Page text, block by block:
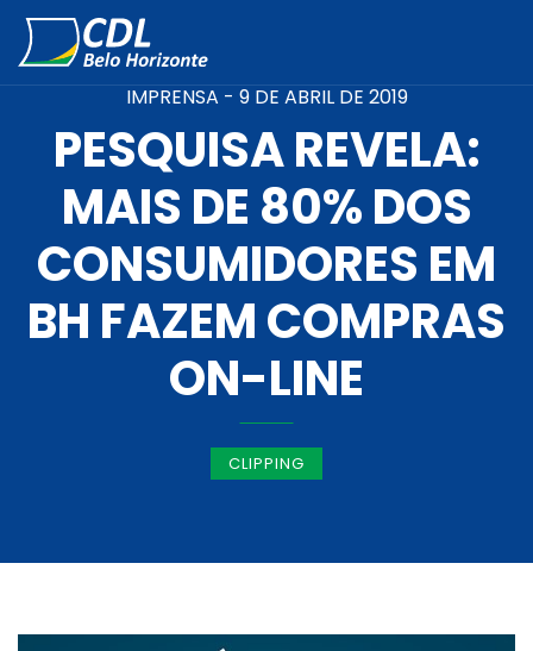
IMPRENSA - 9 DE ABRIL DE 2019
PESQUISA REVELA:
MAIS DE 80% DOS
CONSUMIDORES EM
BH FAZEM COMPRAS
ON-LINE
CLIPPING